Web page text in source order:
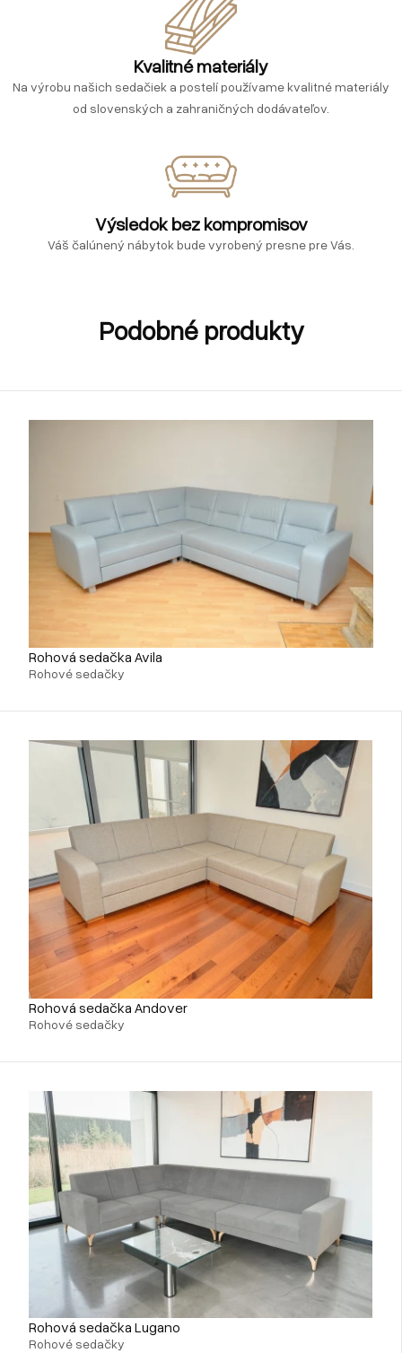
Kvalitné materiály
Na výrobu našich sedačiek a postelí používame kvalitné materiály
od slovenských a zahraničných dodávateľov.
Výsledok bez kompromisov
Váš čalúnený nábytok bude vyrobený presne pre Vás.
Podobné produkty
Rohová sedačka Avila
Rohové sedačky
Rohová sedačka Andover
Rohové sedačky
Rohová sedačka Lugano
Rohové sedačky